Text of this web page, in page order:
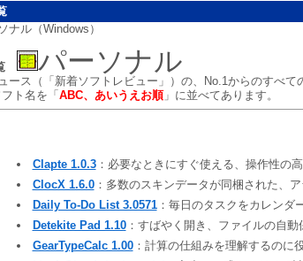
ナル（Windows）
パーソナル
ース（「新着ソフトレビュー」）の、No.1からのすべて
ト名を「 ABC、あいうえお順」に並べてあります。
Clapte 1.0.3：必要なときにすぐ使える、操作性の
ClocX 1.6.0：多数のスキンデータが同梱された、
Daily To-Do List 3.0571：毎日のタスクをカレンダ
Detekite Pad 1.10：すばやく開き、ファイルの自
GearTypeCalc 1.00：計算の仕組みを理解するのに